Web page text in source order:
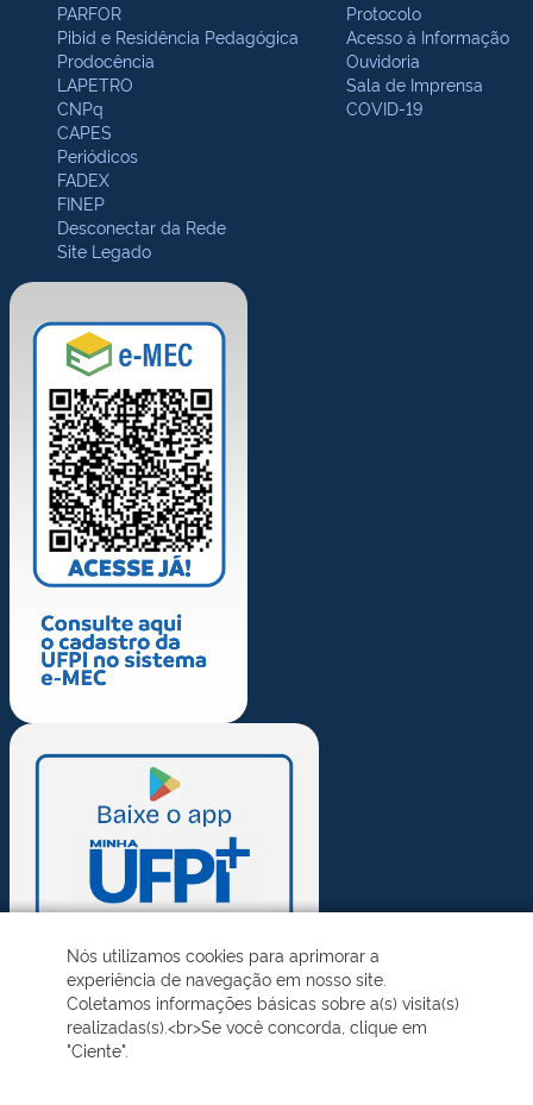
PARFOR
Pibid e Residência Pedagógica
Prodocência
LAPETRO
CNPq
CAPES
Periódicos
FADEX
FINEP
Desconectar da Rede
Site Legado
Protocolo
Acesso à Informação
Ouvidoria
Sala de Imprensa
COVID-19
Nós utilizamos cookies para aprimorar a
experiência de navegação em nosso site.
Coletamos informações básicas sobre a(s) visita(s)
realizadas(s).<br>Se você concorda, clique em
"Ciente".